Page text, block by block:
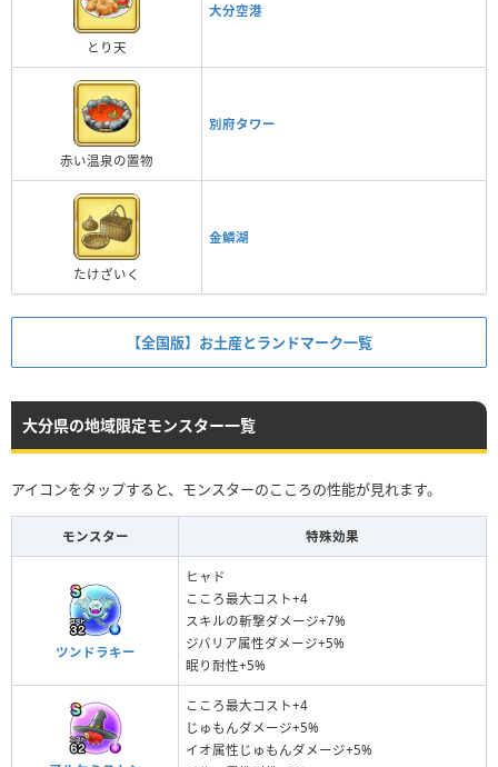
とり天
大分空港
赤い温泉の置物
別府タワー
たけざいく
金鱗湖
【全国版】お土産とランドマーク一覧
大分県の地域限定モンスター一覧
アイコンをタップすると、モンスターのこころの性能が見れます。
モンスター 特殊効果
ツンドラキー
ヒャド
こころ最大コスト+4
スキルの斬撃ダメージ+7%
ジバリア属性ダメージ+5%
眠り耐性+5%
こころ最大コスト+4
じゅもんダメージ+5%
イオ属性じゅもんダメージ+5%